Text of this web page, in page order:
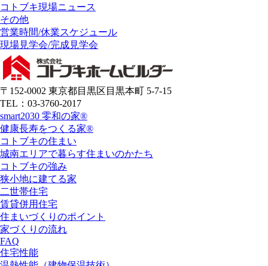
コトブキ現場ニュース
その他
営業時間/休業スケジュール
現場見学会/完成見学会
〒152-0002 東京都目黒区目黒本町 5-7-15
TEL：03-3760-2017
smart2030 零和の家®
健康長寿をつくる家®
コトブキの住まい
城南エリアで暮らす住まいのかたち
コトブキの強み
狭小地に建てる家
二世帯住宅
賃貸併用住宅
住まいづくりのポイント
家づくりの流れ
FAQ
住宅性能